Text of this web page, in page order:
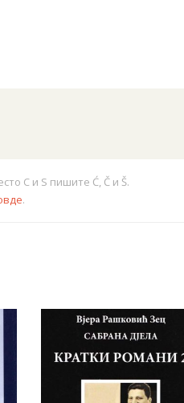
C и S пишите Ć, Č и Š.
.